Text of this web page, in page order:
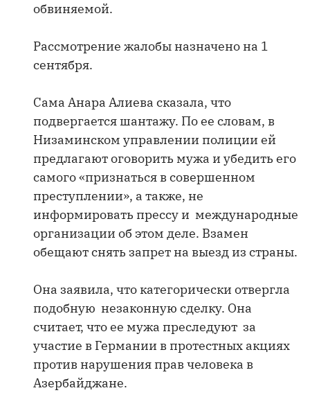
обвиняемой.
Рассмотрение жалобы назначено на 1
сентября.
Сама Анара Алиева сказала, что
подвергается шантажу. По ее словам, в
Низаминском управлении полиции ей
предлагают оговорить мужа и убедить его
самого «признаться в совершенном
преступлении», а также, не
информировать прессу и международные
организации об этом деле. Взамен
обещают снять запрет на выезд из страны.
Она заявила, что категорически отвергла
подобную незаконную сделку. Она
считает, что ее мужа преследуют за
участие в Германии в протестных акциях
против нарушения прав человека в
Азербайджане.